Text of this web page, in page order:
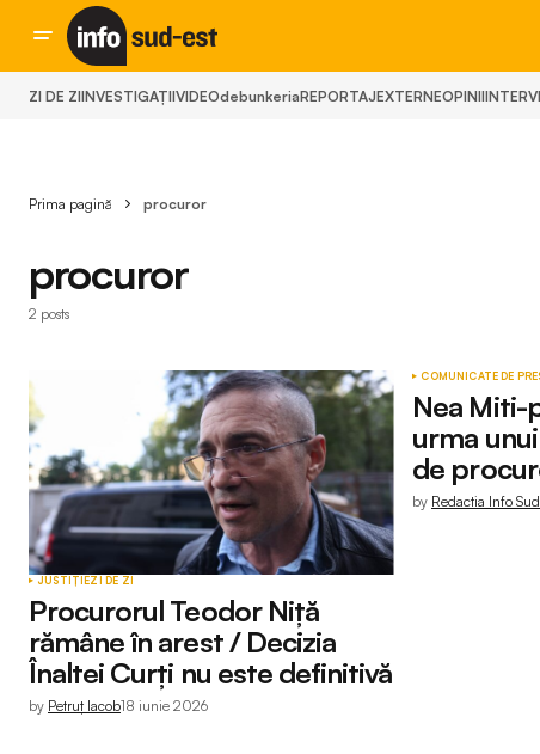
ZI DE ZIINVESTIGAȚIIVIDEOdebunkeriaREPORTAJEXTERNEOPINII
Prima pagină procuror
procuror
2 posts
JUSTIȚIEZI DE ZI
Procurorul Teodor Niță
rămâne în arest / Decizia
Înaltei Curți nu este definitivă
by Petruț Iacob18 iunie 2026
COMUNICATE DE
Nea Miti-
urma
de
by Redactia Info